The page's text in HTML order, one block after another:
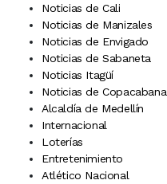
Noticias de Cali
Noticias de Manizales
Noticias de Envigado
Noticias de Sabaneta
Noticias Itagüí
Noticias de Copacabana
Alcaldía de Medellín
Internacional
Loterías
Entretenimiento
Atlético Nacional